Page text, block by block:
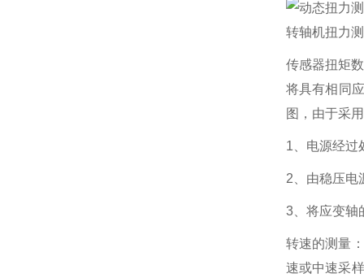
转轴机扭力
传感器扭矩
将具有相同
图，由于采
1、电源经过
2、由稳压电
3、将应变轴
转速的测量
速或中速采